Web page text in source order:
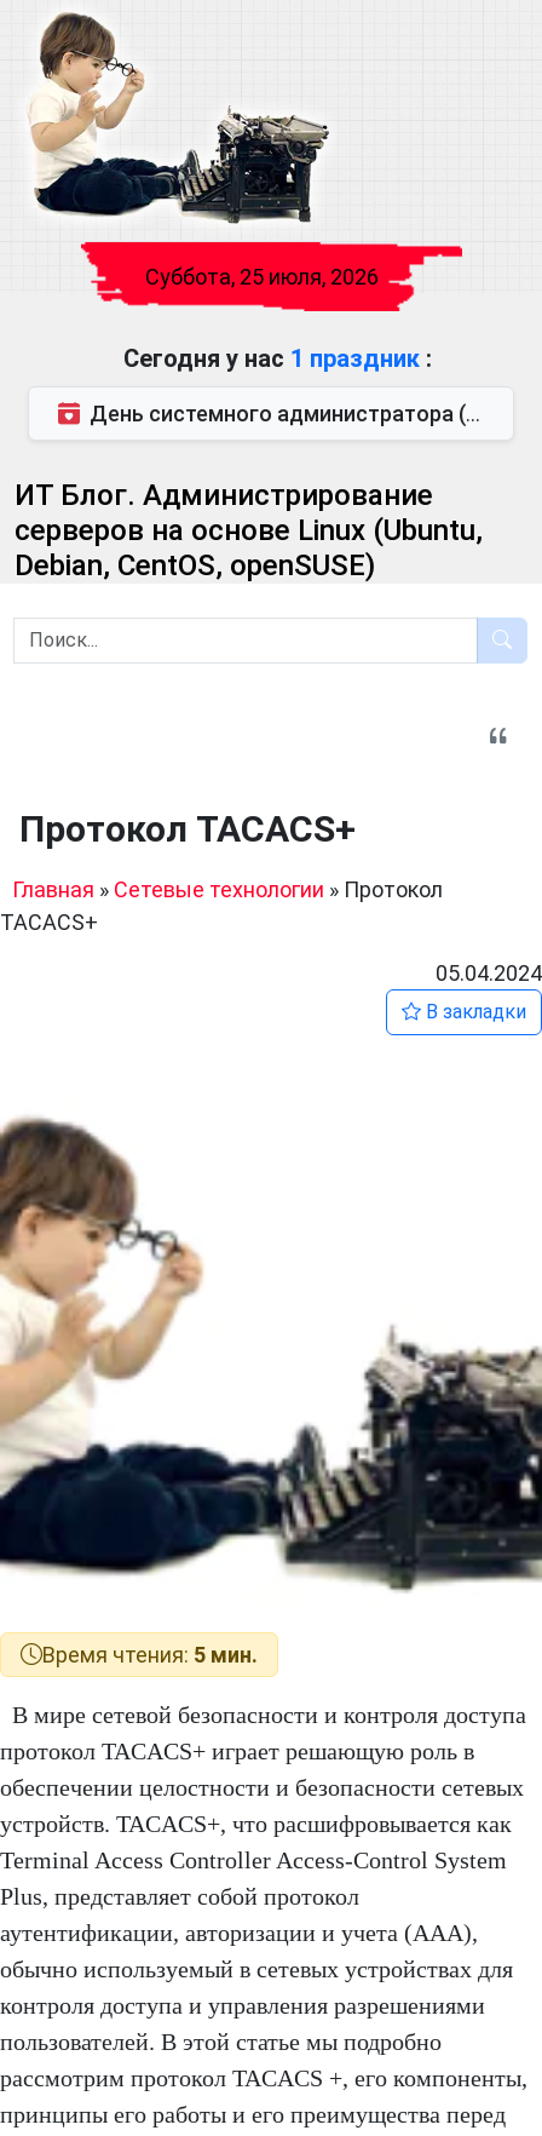
Суббота, 25 июля, 2026
Сегодня у нас 1 праздник :
День системного администратора (также известен как День сисадмина) — праздник, который отмечается...
ИТ Блог. Администрирование
серверов на основе Linux (Ubuntu,
Debian, CentOS, openSUSE)
Протокол TACACS+
Главная » Сетевые технологии » Протокол
TACACS+
05.04.2024
В закладки
Время чтения: 5 мин.
В мире сетевой безопасности и контроля доступа
протокол TACACS+ играет решающую роль в
обеспечении целостности и безопасности сетевых
устройств. TACACS+, что расшифровывается как
Terminal Access Controller Access-Control System
Plus, представляет собой протокол
аутентификации, авторизации и учета (AAA),
обычно используемый в сетевых устройствах для
контроля доступа и управления разрешениями
пользователей. В этой статье мы подробно
рассмотрим протокол TACACS +, его компоненты,
принципы его работы и его преимущества перед